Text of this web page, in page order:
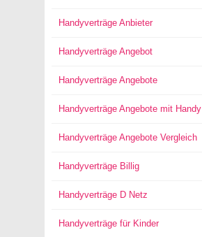
Handyverträge Anbieter
Handyverträge Angebot
Handyverträge Angebote
Handyverträge Angebote mit Handy
Handyverträge Angebote Vergleich
Handyverträge Billig
Handyverträge D Netz
Handyverträge für Kinder